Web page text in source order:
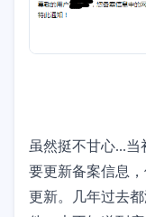
虽然挺不甘心...
要更新备案信息
更新。几年过去